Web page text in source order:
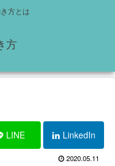
方とは
方
LINE LinkedIn
2020.05.11